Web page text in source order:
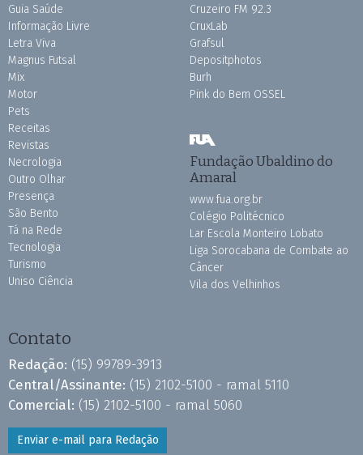
Guia Saúde
Informação Livre
Letra Viva
Magnus Futsal
Mix
Motor
Pets
Receitas
Revistas
Necrologia
Outro Olhar
Presença
São Bento
Tá na Rede
Tecnologia
Turismo
Uniso Ciência
Cruzeiro FM 92.3
CruxLab
Grafsul
Depositphotos
Burh
Pink do Bem OSSEL
Fundação Ubaldino do
Amaral
www.fua.org.br
Colégio Politécnico
Lar Escola Monteiro Lobato
Liga Sorocabana de Combate ao
Câncer
Vila dos Velhinhos
Contato
Redação: (15) 99789-3913
Central/Assinante: (15) 2102-5100 - ramal 5110
Comercial: (15) 2102-5100 - ramal 5060
Enviar e-mail para Redação